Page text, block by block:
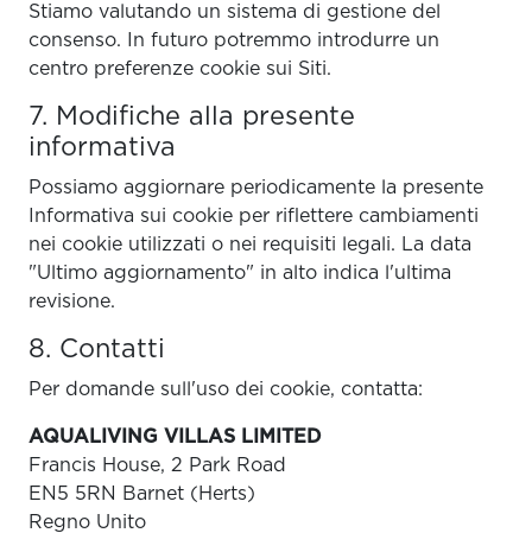
Stiamo valutando un sistema di gestione del
consenso. In futuro potremmo introdurre un
centro preferenze cookie sui Siti.
7. Modifiche alla presente
informativa
Possiamo aggiornare periodicamente la presente
Informativa sui cookie per riflettere cambiamenti
nei cookie utilizzati o nei requisiti legali. La data
"Ultimo aggiornamento" in alto indica l'ultima
revisione.
8. Contatti
Per domande sull'uso dei cookie, contatta:
AQUALIVING VILLAS LIMITED
Francis House, 2 Park Road
EN5 5RN Barnet (Herts)
Regno Unito